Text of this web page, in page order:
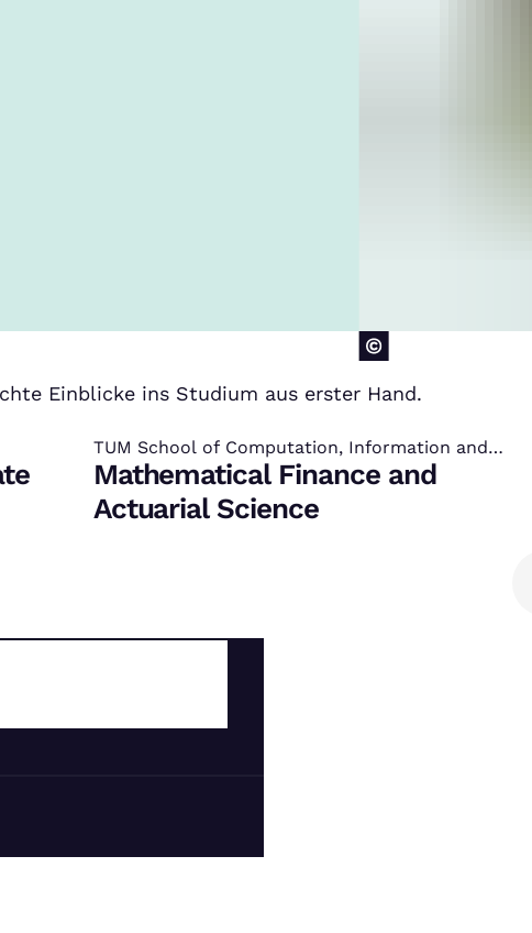
Einblicke ins Studium aus erster Hand.
TUM School of Computation, Information and
Technology – Master-Studiengänge
:
Mathematical Finance and
Actuarial Science